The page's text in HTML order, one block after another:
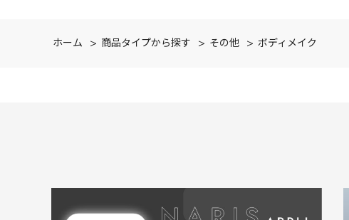
ホーム > 商品タイプから探す > その他 > ボディメイク